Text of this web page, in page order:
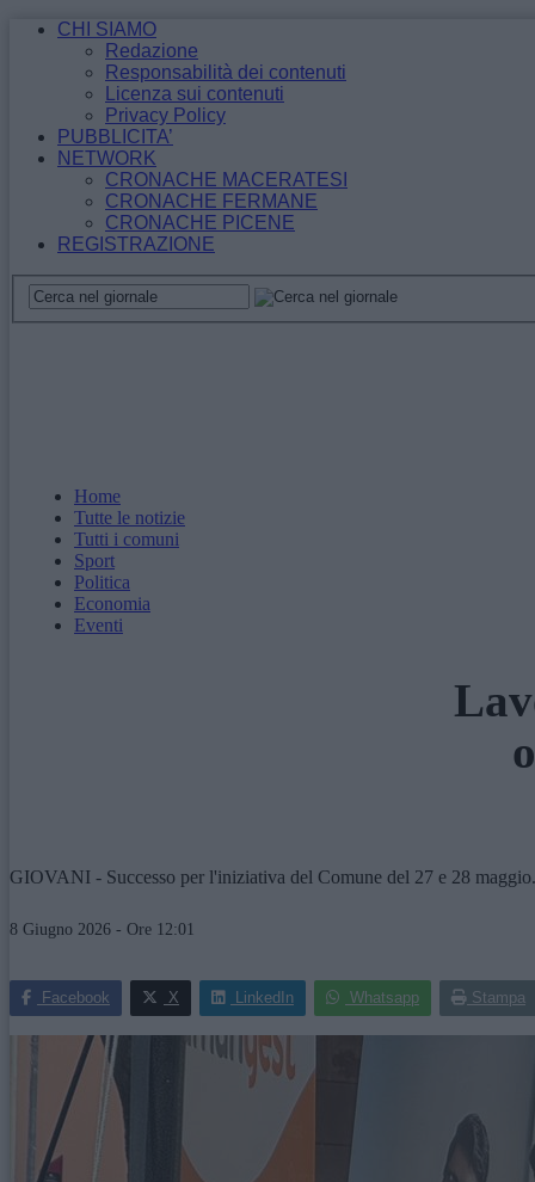
CHI SIAMO
Redazione
Responsabilità dei contenuti
Licenza sui contenuti
Privacy Policy
PUBBLICITA’
NETWORK
CRONACHE MACERATESI
CRONACHE FERMANE
CRONACHE PICENE
REGISTRAZIONE
Home
Tutte le notizie
Tutti i comuni
Sport
Politica
Economia
Eventi
GIOVANI - Successo per l'iniziativa del Comune del 27 e 28
8 Giugno 2026 - Ore 12:01
Facebook X LinkedIn Whatsapp Stampa